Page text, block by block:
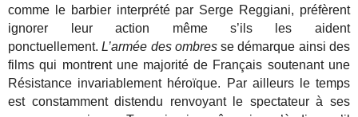
comme le barbier interprété par Serge Reggiani, préfèrent
ignorer leur action même s’ils les aident
ponctuellement.L’armée des ombresse démarque ainsi des
films qui montrent une majorité de Français soutenant une
Résistance invariablement héroïque. Par ailleurs le temps
est constamment distendu renvoyant le spectateur à ses